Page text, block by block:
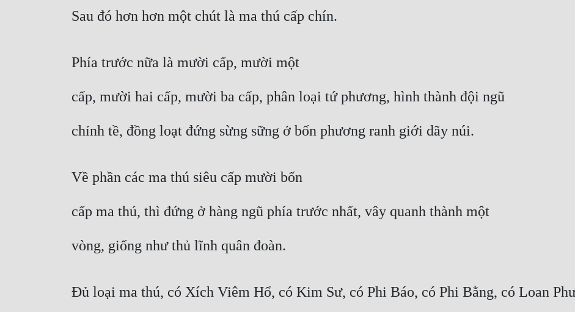
Sau đó hơn hơn một chút là ma thú cấp chín.
Phía trước nữa là mười cấp, mười một
cấp, mười hai cấp, mười ba cấp, phân loại tứ phương, hình thành đội ngũ
chỉnh tề, đồng loạt đứng sừng sững ở bốn phương ranh giới dãy núi.
Về phần các ma thú siêu cấp mười bốn
cấp ma thú, thì đứng ở hàng ngũ phía trước nhất, vây quanh thành một
vòng, giống như thủ lĩnh quân đoàn.
Đủ loại ma thú, có Xích Viêm Hổ, có Kim Sư, có Phi Báo, có Phi Bằng, có Loan